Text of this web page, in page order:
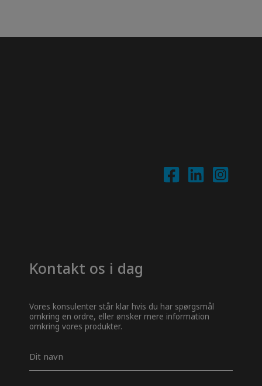
Kontakt os i dag
Vores konsulenter står klar hvis du har spørgsmål
omkring en ordre, eller ønsker mere information
omkring vores produkter.
*